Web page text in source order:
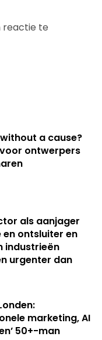
reactie te
a cause?
ontwerpers
als aanjager
ontsluiter en
industrieën
urgenter dan
marketing, AI
50+-man